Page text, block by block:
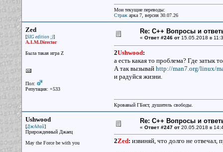
Мои текущие переводы:
Стражарка 7, версия 30.07.26
Zed
[SIG edition ;)]
A.I.M.Director
Была такая игра Z
Пол:
Репутация: +533
Re: С++ Вопросы и
« Ответ #246 от15.05.2018 в
2Ushwood:
а есть какая то проблема? Где затык
А так вызывай http://man7.org/linux/
и радуйся жизни.
Кровавый ГБист, душитель свободы.
Ushwood
[ДжАдай]
Прирожденный Джаец
May the Force be with you
Re: С++ Вопросы и
« Ответ #247 от20.05.2018 в
2Zed: извиняй, что долго не отвечал,